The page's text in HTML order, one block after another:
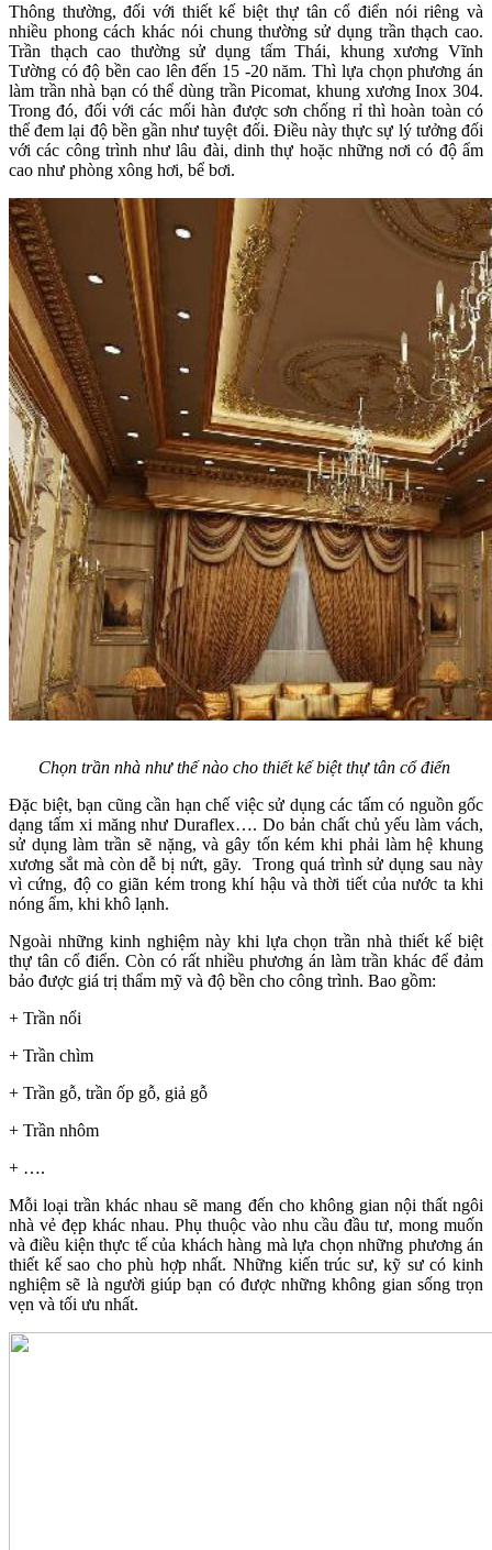
Thông thường, đối với thiết kế biệt thự tân cổ điển nói riêng và
nhiều phong cách khác nói chung thường sử dụng trần thạch cao.
Trần thạch cao thường sử dụng tấm Thái, khung xương Vĩnh
Tường có độ bền cao lên đến 15 -20 năm. Thì lựa chọn phương án
làm trần nhà bạn có thể dùng trần Picomat, khung xương Inox 304.
Trong đó, đối với các mối hàn được sơn chống rỉ thì hoàn toàn có
thể đem lại độ bền gần như tuyệt đối. Điều này thực sự lý tưởng đối
với các công trình như lâu đài, dinh thự hoặc những nơi có độ ẩm
cao như phòng xông hơi, bể bơi.
Chọn trần nhà như thế nào cho thiết kế biệt thự tân cổ điển
Đặc biệt, bạn cũng cần hạn chế việc sử dụng các tấm có nguồn gốc
dạng tấm xi măng như Duraflex…. Do bản chất chủ yếu làm vách,
sử dụng làm trần sẽ nặng, và gây tốn kém khi phải làm hệ khung
xương sắt mà còn dễ bị nứt, gãy. Trong quá trình sử dụng sau này
vì cứng, độ co giãn kém trong khí hậu và thời tiết của nước ta khi
nóng ẩm, khi khô lạnh.
Ngoài những kinh nghiệm này khi lựa chọn trần nhà thiết kế biệt
thự tân cổ điển. Còn có rất nhiều phương án làm trần khác để đảm
bảo được giá trị thẩm mỹ và độ bền cho công trình. Bao gồm:
+ Trần nổi
+ Trần chìm
+ Trần gỗ, trần ốp gỗ, giả gỗ
+ Trần nhôm
+ ….
Mỗi loại trần khác nhau sẽ mang đến cho không gian nội thất ngôi
nhà vẻ đẹp khác nhau. Phụ thuộc vào nhu cầu đầu tư, mong muốn
và điều kiện thực tế của khách hàng mà lựa chọn những phương án
thiết kế sao cho phù hợp nhất. Những kiến trúc sư, kỹ sư có kinh
nghiệm sẽ là người giúp bạn có được những không gian sống trọn
vẹn và tối ưu nhất.